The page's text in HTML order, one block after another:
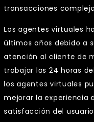
transacciones
Los agentes virtuales
últimos años debido a
atención al cliente de
trabajar las 24 horas
los agentes virtuales
mejorar la experiencia
satisfacción del